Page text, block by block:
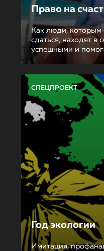
Право на
Как люди, которым
сдаться, находят в
успешными и
СПЕЦПРОЕКТ
Год экологии
Имитация,